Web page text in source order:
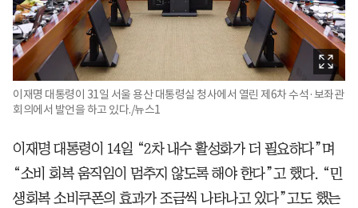
이재명 대통령이 31일 서울 용산 대통령실 청사에서 열린 제6차 수석·보좌관
회의에서 발언을 하고 있다./뉴스1
이재명 대통령이 14일 “2차 내수 활성화가 더 필요하다”며
“소비 회복 움직임이 멈추지 않도록 해야 한다”고 했다. “민
생회복 소비쿠폰의 효과가 조금씩 나타나고 있다”고도 했는